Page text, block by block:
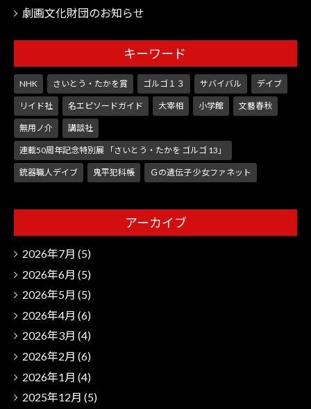
劇画文化財団のお知らせ
キーワード
NHK さいとう・たかを賞 ゴルゴ１３ サバイバル デイブ
リイド社 名エピソードガイド 大宰相 小学館 文藝春秋
無用ノ介 講談社
連載50周年記念特別展 「さいとう・たかを ゴルゴ 13」
銃器職人デイブ 鬼平犯科帳 Ｇの遺伝子 少女ファネット
アーカイブ
2026年7月 (5)
2026年6月 (5)
2026年5月 (5)
2026年4月 (6)
2026年3月 (4)
2026年2月 (6)
2026年1月 (4)
2025年12月 (5)